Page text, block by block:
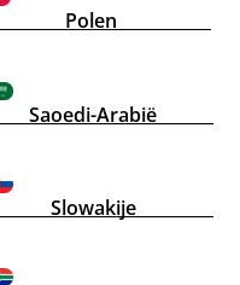
Polen
Saoedi-Arabië
Slowakije